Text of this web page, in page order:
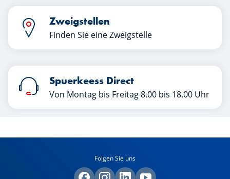
Zweigstellen
Finden Sie eine Zweigstelle
Spuerkeess Direct
Von Montag bis Freitag 8.00 bis 18.00 Uhr
Folgen Sie uns